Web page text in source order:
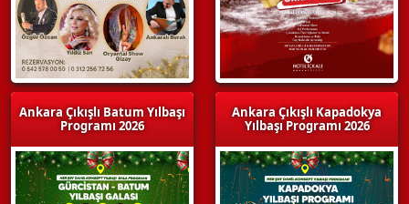
Ankara Çıkışlı Batum Yılbaşı
Programı 2026
Ankara Çıkışlı Kapadokya
Yılbaşı Programı 2026